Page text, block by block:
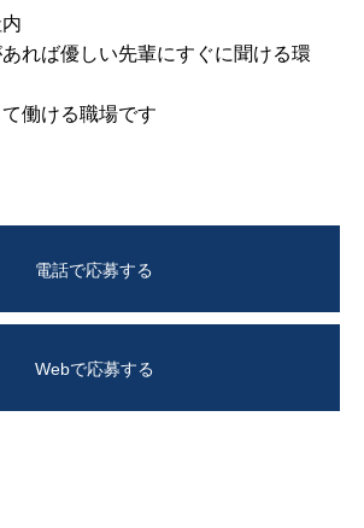
れば優しい先輩にすぐに聞ける環
働ける職場です
電話で応募する
Webで応募する